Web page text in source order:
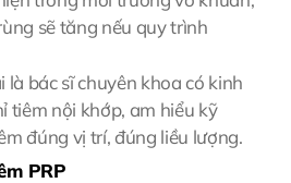
sẽ tăng nếu quy trình
là bác sĩ chuyên khoa có kinh
tiêm nội khớp, am hiểu kỹ
đúng vị trí, đúng liều lượng.
PRP